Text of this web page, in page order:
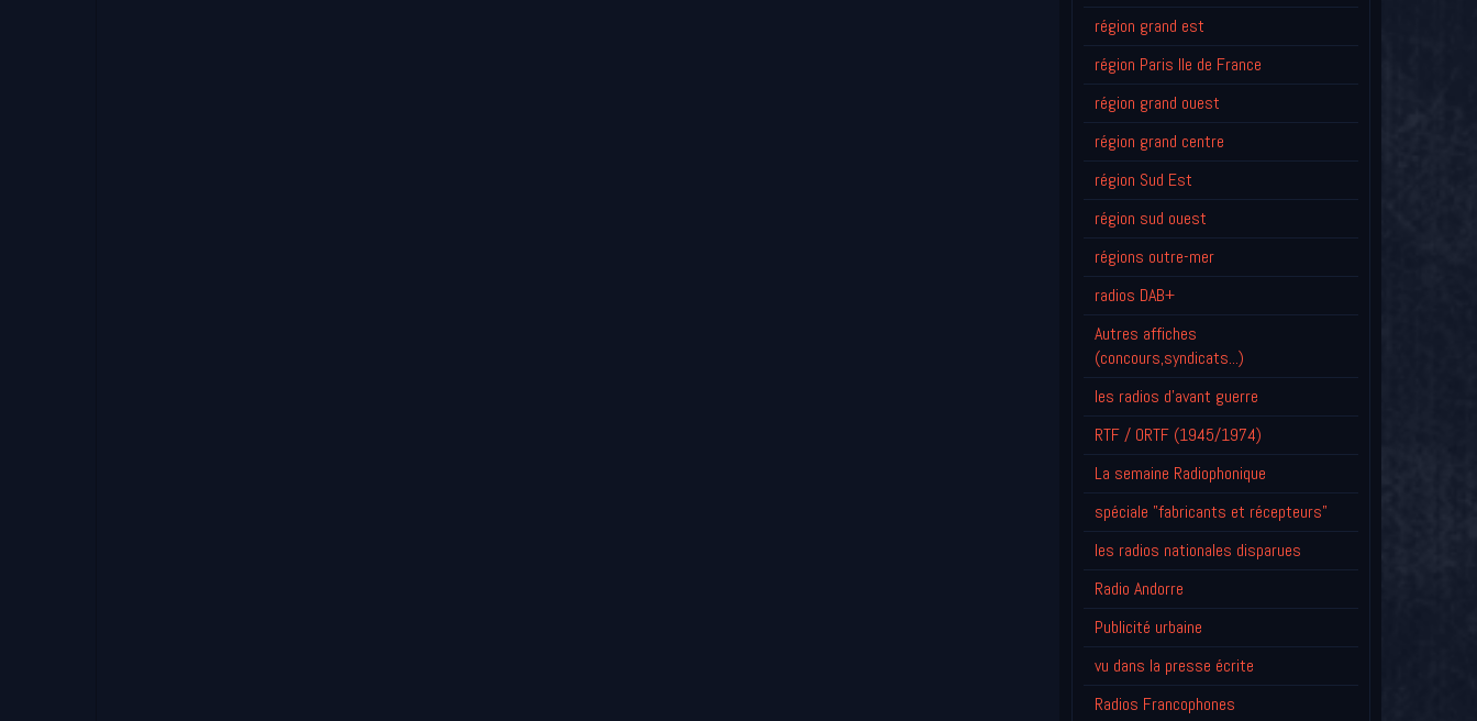
région grand est
région Paris Ile de France
région grand ouest
région grand centre
région Sud Est
région sud ouest
régions outre-mer
radios DAB+
Autres affiches
(concours,syndicats...)
les radios d'avant guerre
RTF / ORTF (1945/1974)
La semaine Radiophonique
spéciale "fabricants et récepteurs"
les radios nationales disparues
Radio Andorre
Publicité urbaine
vu dans la presse écrite
Radios Francophones